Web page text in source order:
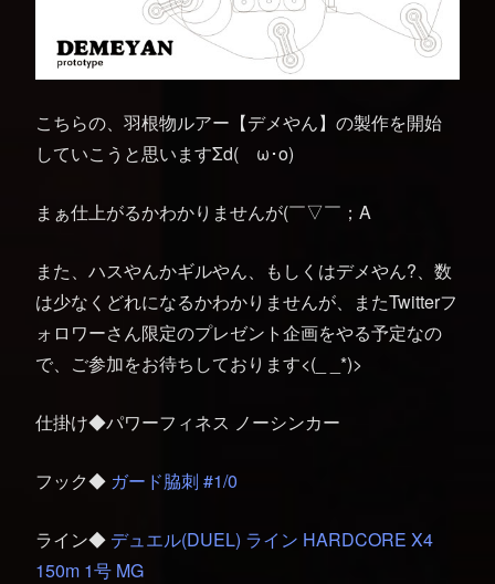
こちらの、羽根物ルアー【デメやん】の製作を開始
していこうと思いますΣd(ゝω･o)
まぁ仕上がるかわかりませんが(￣▽￣；A
また、ハスやんかギルやん、もしくはデメやん?、数
は少なくどれになるかわかりませんが、またTwitterフ
ォロワーさん限定のプレゼント企画をやる予定なの
で、ご参加をお待ちしております<(_ _*)>
仕掛け◆パワーフィネス ノーシンカー
フック◆ ガード脇刺 #1/0
ライン◆ デュエル(DUEL) ライン HARDCORE X4
150m 1号 MG